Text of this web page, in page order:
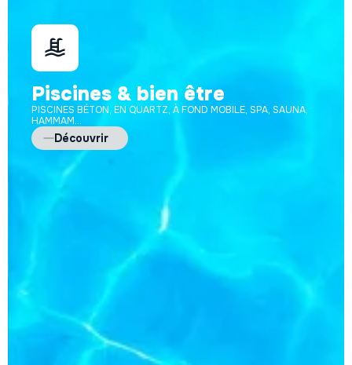
Piscines & bien être
PISCINES BÉTON, EN QUARTZ, À FOND MOBILE, SPA, SAUNA,
HAMMAM...
Découvrir